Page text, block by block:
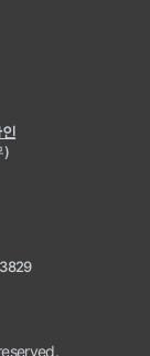
)